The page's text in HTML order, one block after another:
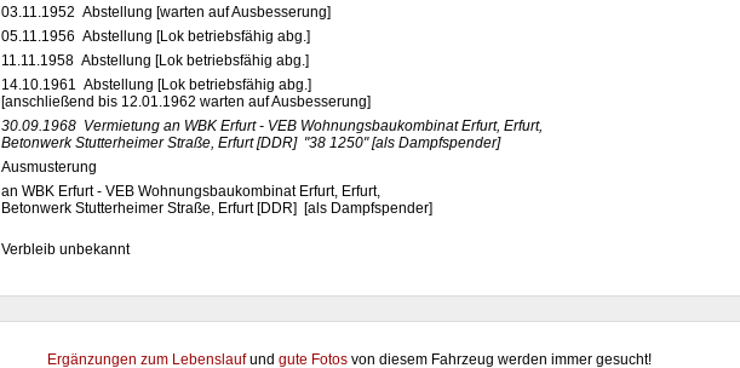
03.11.1952 Abstellung [warten auf Ausbesserung]
05.11.1956 Abstellung [Lok betriebsfähig abg.]
11.11.1958 Abstellung [Lok betriebsfähig abg.]
14.10.1961 Abstellung [Lok betriebsfähig abg.]
[anschließend bis 12.01.1962 warten auf Ausbesserung]
30.09.1968 Vermietung an WBK Erfurt - VEB Wohnungsbaukombinat Erfurt, Erfurt,
Betonwerk Stutterheimer Straße, Erfurt [DDR] "38 1250" [als Dampfspender]
Ausmusterung
an WBK Erfurt - VEB Wohnungsbaukombinat Erfurt, Erfurt,
Betonwerk Stutterheimer Straße, Erfurt [DDR] [als Dampfspender]
Verbleib unbekannt
Ergänzungen zum Lebenslaufund gute Fotos von diesem Fahrzeug werden immer gesucht!